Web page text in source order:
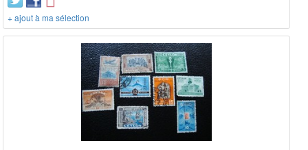
+ ajout à ma sélection